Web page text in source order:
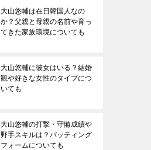
大山悠輔は在日韓国人なの
か？父親と母親の名前や育っ
てきた家族環境についても
大山悠輔に彼女はいる？結婚
観や好きな女性のタイプにつ
いても
大山悠輔の打撃・守備成績や
野手スキルは？バッティング
フォームについても